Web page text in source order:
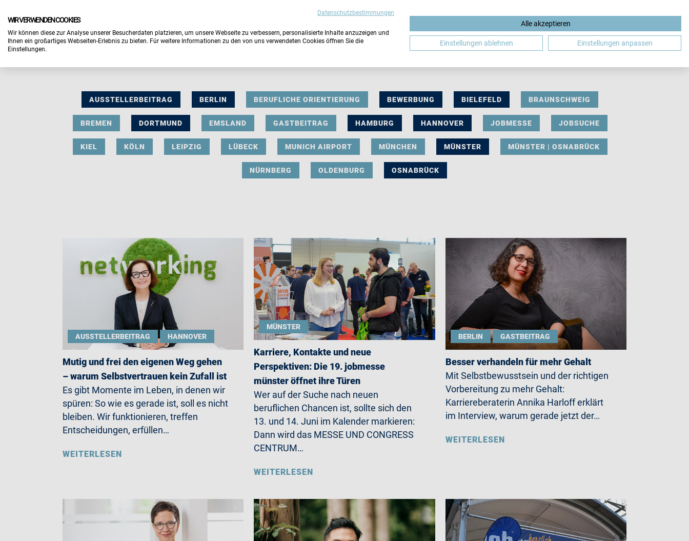
DE
AUSSTELLERBEITRAG BERLIN BERUFLICHE ORIENTIERUNG BEWERBUNG BIELEFELD BRAUNSCHWEIG
BREMEN DORTMUND EMSLAND GASTBEITRAG HAMBURG HANNOVER JOBMESSE JOBSUCHE
KIEL KÖLN LEIPZIG LÜBECK MUNICH AIRPORT MÜNCHEN MÜNSTER MÜNSTER | OSNABRÜCK
NÜRNBERG OLDENBURG OSNABRÜCK
AUSSTELLERBEITRAG HANNOVER
Mutig und frei den eigenen Weg gehen
– warum Selbstvertrauen kein Zufall ist
Es gibt Momente im Leben, in denen wir
spüren: So wie es gerade ist, soll es nicht
bleiben. Wir funktionieren, treffen
Entscheidungen, erfüllen…
WEITERLESEN
MÜNSTER
Karriere, Kontakte und neue
Perspektiven: Die 19. jobmesse
münster öffnet ihre Türen
Wer auf der Suche nach neuen
beruflichen Chancen ist, sollte sich den
13. und 14. Juni im Kalender markieren:
Dann wird das MESSE UND CONGRESS
CENTRUM…
WEITERLESEN
BERLIN GASTBEITRAG
Besser verhandeln für mehr Gehalt
Mit Selbstbewusstsein und der richtigen
Vorbereitung zu mehr Gehalt:
Karriereberaterin Annika Harloff erklärt
im Interview, warum gerade jetzt der…
WEITERLESEN
Datenschutzbestimmungen
WIR VERWENDEN COOKIES
Wir können diese zur Analyse unserer Besucherdaten platzieren, um unsere Webseite zu verbessern, personalisierte Inhalte anzuzeigen und
Ihnen ein großartiges Webseiten-Erlebnis zu bieten. Für weitere Informationen zu den von uns verwendeten Cookies öffnen Sie die
Einstellungen.
Alle akzeptieren
Einstellungen ablehnen Einstellungen anpassen